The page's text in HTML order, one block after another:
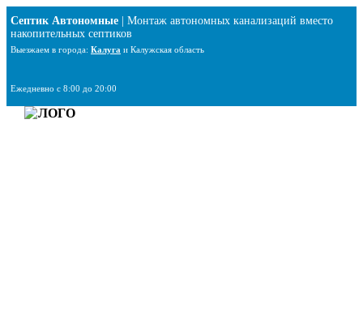
к
содержимому
Септик Автономные | Монтаж автономных канализаций вместо
накопительных септиков
Выезжаем в города: Калуга и Калужская область
Ежедневно с 8:00 до 20:00